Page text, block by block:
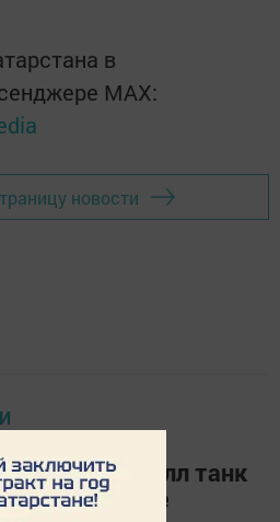
в
MАХ:
новости
металл танк
төгәлләде